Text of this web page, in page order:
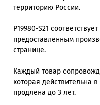
территорию России.
P19980-S21
предоставленным
странице.
Каждый товар
которая действительна
продлена до 3 лет.